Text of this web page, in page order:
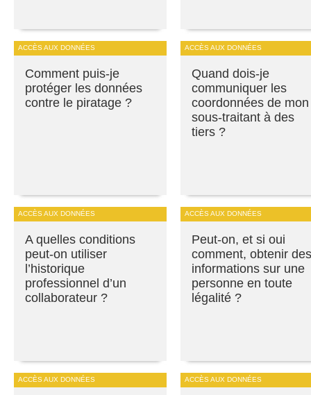
ACCÈS AUX DONNÉES
Comment puis-je
protéger les données
contre le piratage ?
ACCÈS AUX DONNÉES
Quand dois-je
communiquer les
coordonnées de mon
sous-traitant à des
tiers ?
ACCÈS AUX DONNÉES
A quelles conditions
peut-on utiliser
l’historique
professionnel d’un
collaborateur ?
ACCÈS AUX DONNÉES
Peut-on, et si oui
comment, obtenir des
informations sur une
personne en toute
légalité ?
ACCÈS AUX DONNÉES ACCÈS AUX DONNÉES